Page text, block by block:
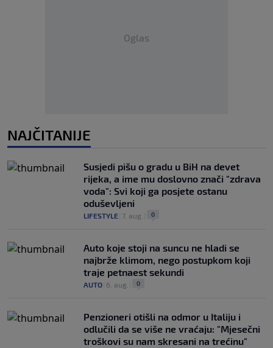
Oglas
NAJČITANIJE
Susjedi pišu o gradu u BiH na devet
rijeka, a ime mu doslovno znači "zdrava
voda": Svi koji ga posjete ostanu
oduševljeni
LIFESTYLE 7. aug. 0
Auto koje stoji na suncu ne hladi se
najbrže klimom, nego postupkom koji
traje petnaest sekundi
AUTO 6. aug. 0
Penzioneri otišli na odmor u Italiju i
odlučili da se više ne vraćaju: "Mjesečni
troškovi su nam skresani na trećinu"